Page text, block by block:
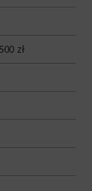
zł